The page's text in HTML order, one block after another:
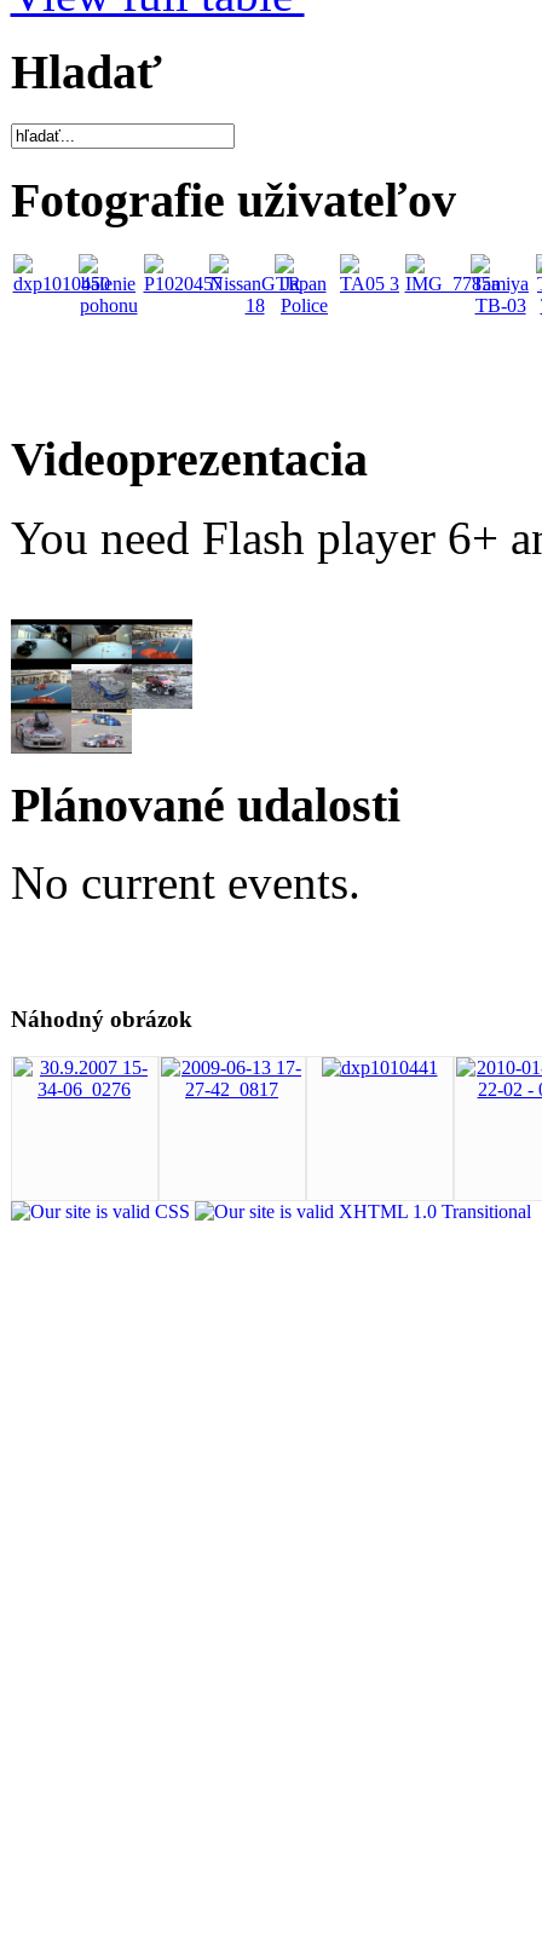
Hladať
Fotografie uživateľov
Videoprezentacia
You need Flash player 6+
Plánované udalosti
No current events.
Náhodný obrázok